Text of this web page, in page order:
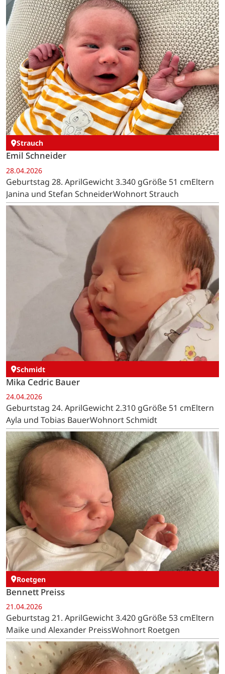
Strauch
Emil Schneider
28.04.2026
Geburtstag 28. AprilGewicht 3.340 gGröße 51 cmEltern
Janina und Stefan SchneiderWohnort Strauch
Schmidt
Mika Cedric Bauer
24.04.2026
Geburtstag 24. AprilGewicht 2.310 gGröße 51 cmEltern
Ayla und Tobias BauerWohnort Schmidt
Roetgen
Bennett Preiss
21.04.2026
Geburtstag 21. AprilGewicht 3.420 gGröße 53 cmEltern
Maike und Alexander PreissWohnort Roetgen